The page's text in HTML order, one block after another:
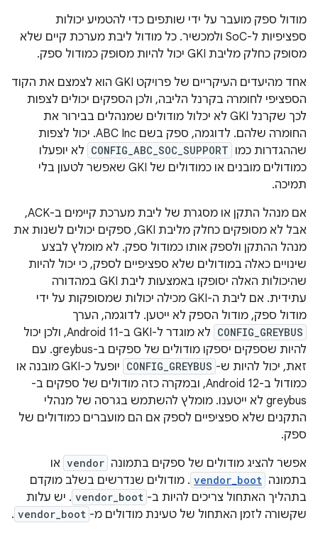
מודול ספק מועבר על ידי שותפים כדי להטמיע יכולות
ספציפיות ל-SoC ולמכשיר. כל מודול ליבת מערכת קיים שלא
מסופק כחלק מליבת GKI יכול להיות מסופק כמודול ספק.
אחד מהיעדים העיקריים של פרויקט GKI הוא לצמצם את הקוד
הספציפי לחומרה בקרנל הליבה, ולכן הספקים יכולים לצפות
לכך שקרנל GKI לא יכלול מודולים שמנהלים בבירור את
החומרה שלהם. לדוגמה, ספק בשם ABC Inc. יכול לצפות
שההגדרות כמו CONFIG_ABC_SOC_SUPPORT לא יופעלו
כמודולים מובנים או כמודולים של GKI שאפשר לטעון בלי
תמיכה.
אם מנהל התקן או מסגרת של ליבת מערכת קיימים ב-ACK,
אבל לא מסופקים כחלק מליבת GKI, ספקים יכולים לשנות את
מנהל ההתקן ולספק אותו כמודול ספק. לא מומלץ לבצע
שינויים כאלה במודולים שלא ספציפיים לספק, כי יכול להיות
שהיכולות האלה יסופקו באמצעות ליבת GKI במהדורה
עתידית. אם ליבת ה-GKI מכילה יכולות שמסופקות על ידי
מודול ספק, מודול הספק לא ייטען. לדוגמה, הערך
CONFIG_GREYBUS
לא מוגדר ל-GKI ב-Android 11, ולכן יכול
להיות שספקים יספקו מודולים של ספקים ב-greybus. עם
זאת, יכול להיות ש- CONFIG_GREYBUS
יופעל כ-GKI מובנה או
כמודול ב-Android 12, ובמקרה כזה מודולים של ספקים ב-
greybus לא ייטענו. מומלץ להשתמש בגרסה של מנהלי
התקנים שלא ספציפיים לספק אם הם מועברים כמודולים של
ספק.
אפשר להציג מודולים של ספקים בתמונה vendor או
בתמונה vendor_boot . מודולים שנדרשים בשלב מוקדם
בתהליך האתחול צריכים להיות ב- vendor_boot . יש עלות
שקשורה לזמן האתחול של טעינת מודולים מ- vendor_boot
.